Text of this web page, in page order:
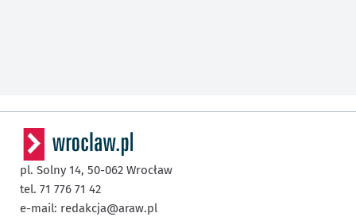
pl. Solny 14, 50-062 Wrocław
tel. 71 776 71 42
e-mail: redakcja@araw.pl